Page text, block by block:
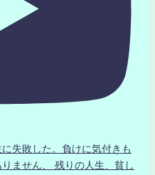
失敗した。負けに気付きも
ません、 残りの人生、貧し